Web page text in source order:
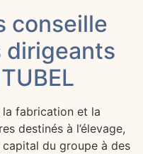
conseille
dirigeants
la fabrication et la
destinés à l’élevage,
capital du groupe à des